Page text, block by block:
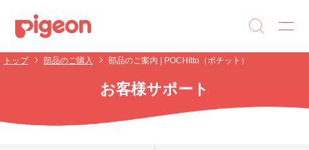
トップ 部品のご購入 部品のご案内 | POCHItto（ポチット）
お客様サポート